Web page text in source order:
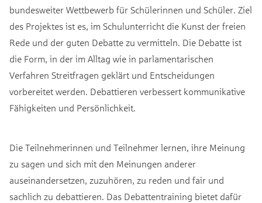
bundesweiter Wettbewerb für Schülerinnen und Schüler. Ziel
des Projektes ist es, im Schulunterricht die Kunst der freien
Rede und der guten Debatte zu vermitteln. Die Debatte ist
die Form, in der im Alltag wie in parlamentarischen
Verfahren Streitfragen geklärt und Entscheidungen
vorbereitet werden. Debattieren verbessert kommunikative
Fähigkeiten und Persönlichkeit.
Die Teilnehmerinnen und Teilnehmer lernen, ihre Meinung
zu sagen und sich mit den Meinungen anderer
auseinandersetzen, zuzuhören, zu reden und fair und
sachlich zu debattieren. Das Debattentraining bietet dafür